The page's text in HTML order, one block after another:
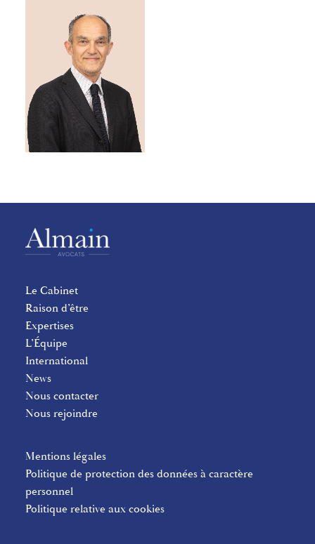
Le Cabinet
Raison d’être
Expertises
L’Équipe
International
News
Nous contacter
Nous rejoindre
Mentions légales
Politique de protection des données à caractère
personnel
Politique relative aux cookies